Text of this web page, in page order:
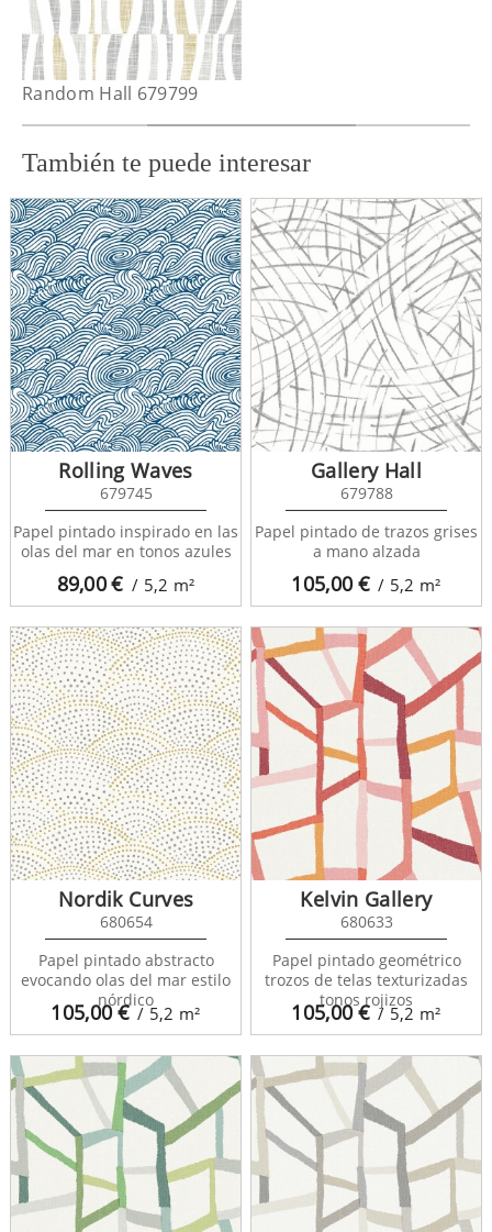
Random Hall 679799
También te puede interesar
89,00€ / 5,2 m²
Rolling Waves
679745
Papel pintado inspirado en las
olas del mar en tonos azules
105,00€ / 5,2 m²
Gallery Hall
679788
Papel pintado de trazos grises
a mano alzada
105,00€ / 5,2 m²
Nordik Curves
680654
Papel pintado abstracto
evocando olas del mar estilo
nórdico
105,00€ / 5,2 m²
Kelvin Gallery
680633
Papel pintado geométrico
trozos de telas texturizadas
tonos rojizos